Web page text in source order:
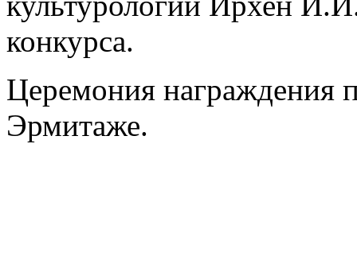
конкурса.
Церемония награждения
Эрмитаже.